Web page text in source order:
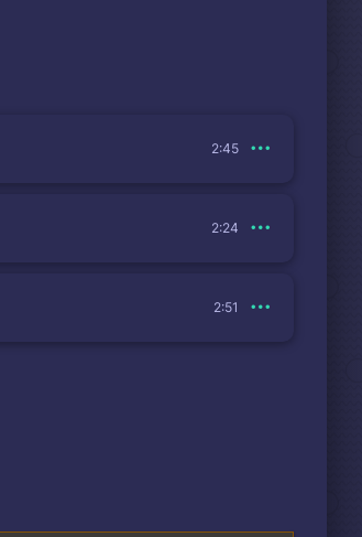
2:45
2:24
2:51